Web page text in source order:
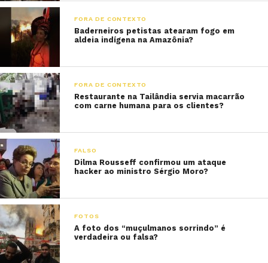
FORA DE CONTEXTO
Baderneiros petistas atearam fogo em
aldeia indígena na Amazônia?
FORA DE CONTEXTO
Restaurante na Tailândia servia macarrão
com carne humana para os clientes?
FALSO
Dilma Rousseff confirmou um ataque
hacker ao ministro Sérgio Moro?
FOTOS
A foto dos “muçulmanos sorrindo” é
verdadeira ou falsa?